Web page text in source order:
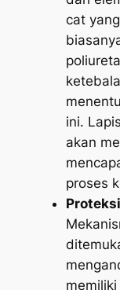
cat
ini.
akan
proses